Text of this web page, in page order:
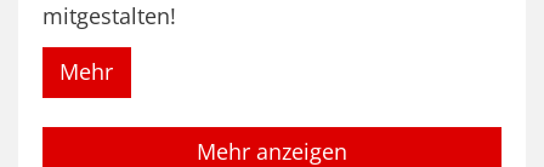
mitgestalten!
Mehr
Mehr anzeigen